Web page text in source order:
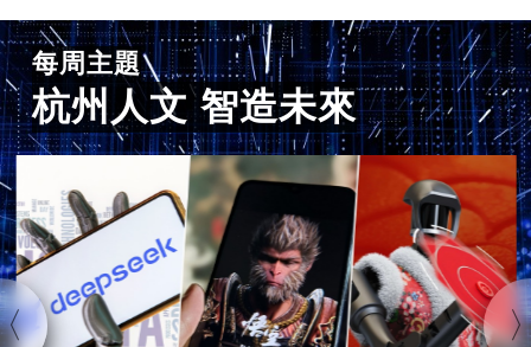
每周主題
杭州人文 智造未來